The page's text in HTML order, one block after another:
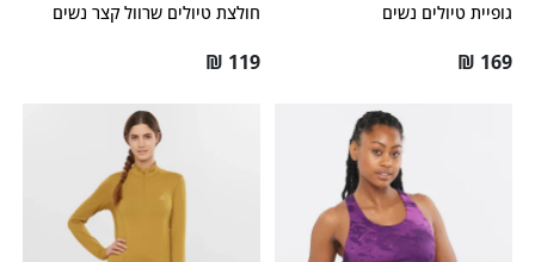
גופיית טיולים נשים
₪ 169
חולצת טיולים שרוול קצר נשים
₪ 119